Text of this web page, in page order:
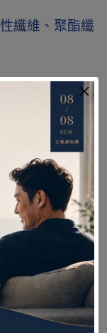
纖維、聚酯纖
就醫診療。
請勿日照、熱
頻率遞減，為
更換。
入保固範圍